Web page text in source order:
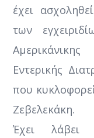
έχει
των
Εντερικής
που
Ζεβελεκάκη.
Έχει